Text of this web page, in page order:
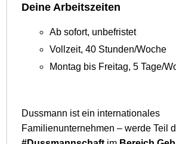
Deine Arbeitszeiten
Ab sofort, unbefristet
Vollzeit, 40 Stunden/Woche
Montag bis Freitag, 5 Tage/
Dussmann ist ein internationales
Familienunternehmen – werde Teil